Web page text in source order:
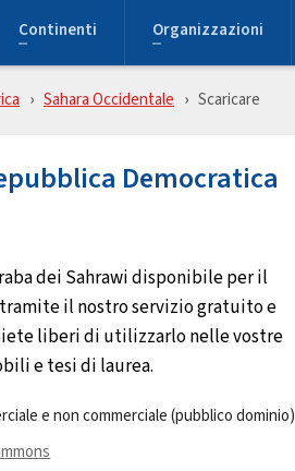
Continenti Organizzazioni
Sahara Occidentale Scaricare
Democratica
dei Sahrawi disponibile per il
il nostro servizio gratuito e
liberi di utilizzarlo nelle vostre
e tesi di laurea.
e non commerciale (pubblico dominio)